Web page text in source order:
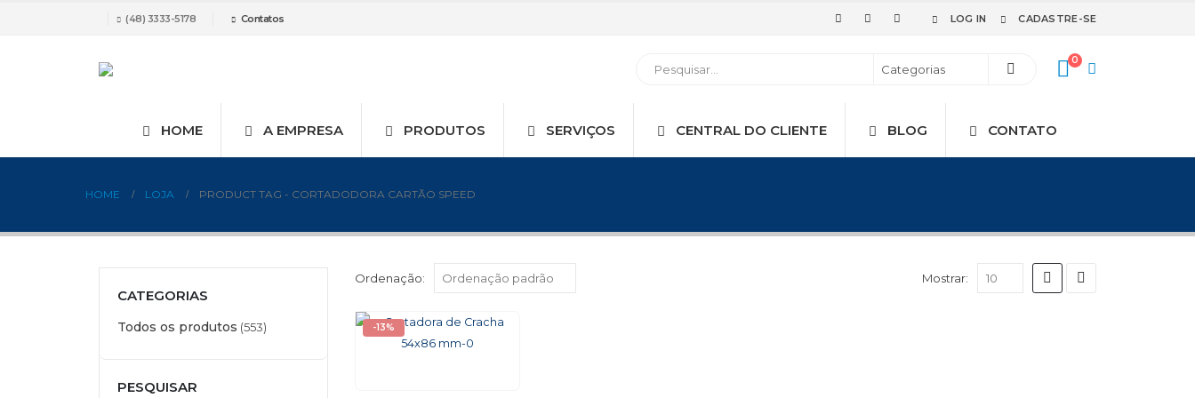
(48) 3333-5178 Contatos LOG IN CADASTRE-SE
0
HOME A EMPRESA PRODUTOS SERVIÇOS CENTRAL DO CLIENTE BLOG CONTATO
HOME LOJA PRODUCT TAG - CORTADODORA CARTÃO SPEED
Ordenação: Mostrar:
-13%
CATEGORIAS
Todos os produtos (553)
PESQUISAR